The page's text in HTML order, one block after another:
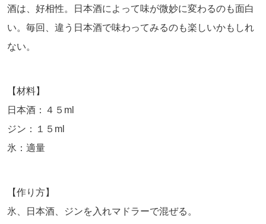
酒は、好相性。日本酒によって味が微妙に変わるのも面白
い。毎回、違う日本酒で味わってみるのも楽しいかもしれ
ない。
【材料】
日本酒：４５ml
ジン：１５ml
氷：適量
【作り方】
氷、日本酒、ジンを入れマドラーで混ぜる。